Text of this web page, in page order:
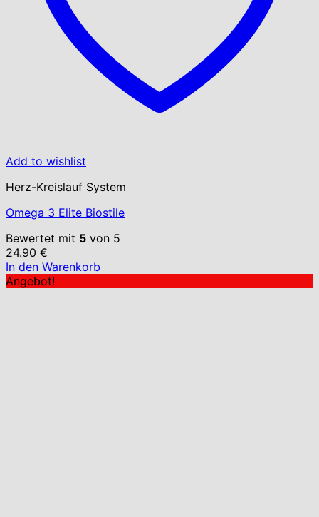
Add to wishlist
Herz-Kreislauf System
Omega 3 Elite Biostile
Bewertet mit 5 von 5
24.90 €
In den Warenkorb
Angebot!